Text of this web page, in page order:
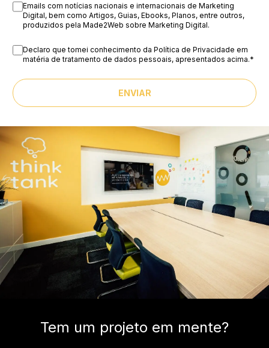
Emails com notícias nacionais e internacionais de Marketing
Digital, bem como Artigos, Guias, Ebooks, Planos, entre outros,
produzidos pela Made2Web sobre Marketing Digital.
Declaro que tomei conhecimento da Política de Privacidade em
matéria de tratamento de dados pessoais, apresentados acima.*
ENVIAR
Tem um projeto em mente?